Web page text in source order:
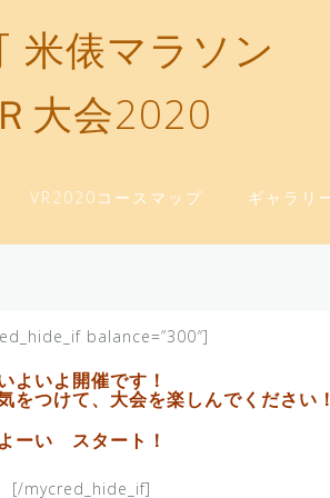
米俵マラソン
大会2020
VR2020コースマップ ギャラリ
balance=”300″]
よいよ開催です！
をつけて、大会を楽しんでください
よーい スタート！
[/mycred_hide_if]